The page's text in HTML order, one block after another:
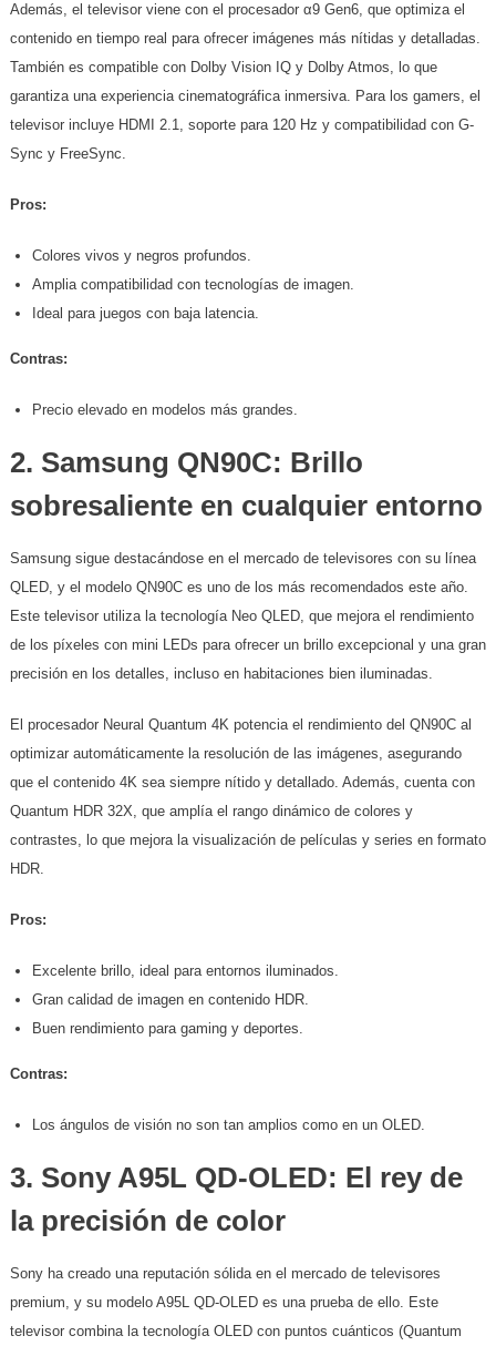
Además, el televisor viene con el procesador α9 Gen6, que optimiza el
contenido en tiempo real para ofrecer imágenes más nítidas y detalladas.
También es compatible con Dolby Vision IQ y Dolby Atmos, lo que
garantiza una experiencia cinematográfica inmersiva. Para los gamers, el
televisor incluye HDMI 2.1, soporte para 120 Hz y compatibilidad con G-
Sync y FreeSync.
Pros:
Colores vivos y negros profundos.
Amplia compatibilidad con tecnologías de imagen.
Ideal para juegos con baja latencia.
Contras:
Precio elevado en modelos más grandes.
2. Samsung QN90C: Brillo
sobresaliente en cualquier entorno
Samsung sigue destacándose en el mercado de televisores con su línea
QLED, y el modelo QN90C es uno de los más recomendados este año.
Este televisor utiliza la tecnología Neo QLED, que mejora el rendimiento
de los píxeles con mini LEDs para ofrecer un brillo excepcional y una gran
precisión en los detalles, incluso en habitaciones bien iluminadas.
El procesador Neural Quantum 4K potencia el rendimiento del QN90C al
optimizar automáticamente la resolución de las imágenes, asegurando
que el contenido 4K sea siempre nítido y detallado. Además, cuenta con
Quantum HDR 32X, que amplía el rango dinámico de colores y
contrastes, lo que mejora la visualización de películas y series en formato
HDR.
Pros:
Excelente brillo, ideal para entornos iluminados.
Gran calidad de imagen en contenido HDR.
Buen rendimiento para gaming y deportes.
Contras:
Los ángulos de visión no son tan amplios como en un OLED.
3. Sony A95L QD-OLED: El rey de
la precisión de color
Sony ha creado una reputación sólida en el mercado de televisores
premium, y su modelo A95L QD-OLED es una prueba de ello. Este
televisor combina la tecnología OLED con puntos cuánticos (Quantum